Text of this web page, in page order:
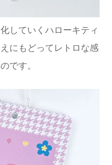
していくハローキティ
にもどってレトロな感
です。